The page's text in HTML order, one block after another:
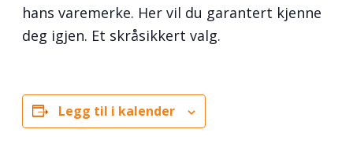
hans varemerke. Her vil du garantert kjenne
deg igjen. Et skråsikkert valg.
Legg til i kalender